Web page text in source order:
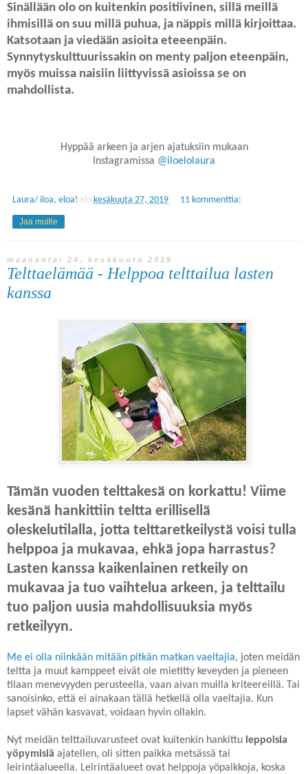
Sinällään olo on kuitenkin positiivinen, sillä meillä
ihmisillä on suu millä puhua, ja näppis millä kirjoittaa.
Katsotaan ja viedään asioita eteeenpäin.
Synnytyskulttuurissakin on menty paljon eteenpäin,
myös muissa naisiin liittyvissä asioissa se on
mahdollista.
Hyppää arkeen ja arjen ajatuksiin mukaan
Instagramissa @iloelolaura
Laura/ iloa, eloa! klo kesäkuuta 27, 2019 11 kommenttia:
Jaa muille
maanantai 24. kesäkuuta 2019
Telttaelämää - Helppoa telttailua lasten
kanssa
Tämän vuoden telttakesä on korkattu! Viime
kesänä hankittiin teltta erillisellä
oleskelutilalla, jotta telttaretkeilystä voisi tulla
helppoa ja mukavaa, ehkä jopa harrastus?
Lasten kanssa kaikenlainen retkeily on
mukavaa ja tuo vaihtelua arkeen, ja telttailu
tuo paljon uusia mahdollisuuksia myös
retkeilyyn.
Me ei olla niinkään mitään pitkän matkan vaeltajia, joten meidän
teltta ja muut kamppeet eivät ole mietitty keveyden ja pieneen
tilaan menevyyden perusteella, vaan aivan muilla kriteereillä. Tai
sanoisinko, että ei ainakaan tällä hetkellä olla vaeltajia. Kun
lapset vähän kasvavat, voidaan hyvin ollakin.
Nyt meidän telttailuvarusteet ovat kuitenkin hankittu leppoisia
yöpymisiä ajatellen, oli sitten paikka metsässä tai
leirintäalueella. Leirintäalueet ovat helppoja yöpaikkoja, koska